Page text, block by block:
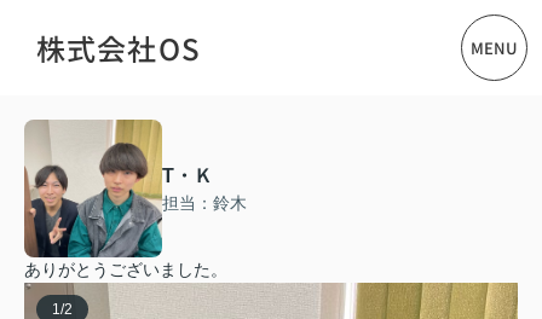
株式会社OS MENU
T・Ｋ
担当：鈴木
ありがとうございました。
1/2